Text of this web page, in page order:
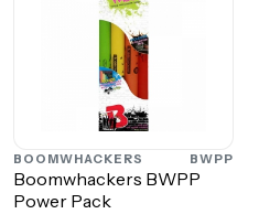
BOOMWHACKERS BWPP
Boomwhackers BWPP
Power Pack